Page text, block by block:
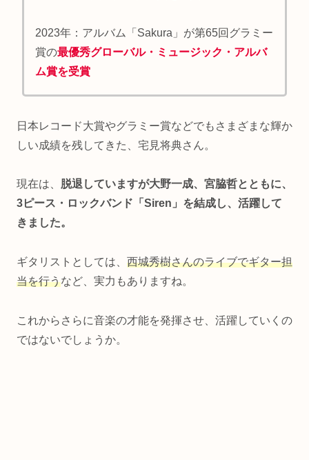
2023年：アルバム「Sakura」が第65回グラミー
賞の最優秀グローバル・ミュージック・アルバ
ム賞を受賞
日本レコード大賞やグラミー賞などでもさまざまな輝か
しい成績を残してきた、宅見将典さん。
現在は、 脱退していますが大野一成、宮脇哲とともに、
3ピース・ロックバンド「Siren」を結成し、活躍して
きました。
ギタリストとしては、 西城秀樹さんのライブでギター担
当を行うなど、実力もありますね。
これからさらに音楽の才能を発揮させ、活躍していくの
ではないでしょうか。